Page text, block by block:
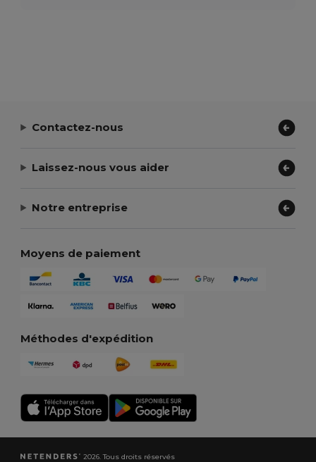
Contactez-nous
Laissez-nous vous aider
Notre entreprise
Moyens de paiement
Méthodes d'expédition
2026. Tous droits réservés